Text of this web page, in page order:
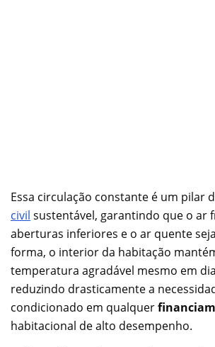
Essa circulação constante é um pilar
civil sustentável, garantindo que o ar
aberturas inferiores e o ar quente
forma, o interior da habitação
temperatura agradável mesmo em
reduzindo drasticamente a
condicionado em qualquer
habitacional de alto desempenho.